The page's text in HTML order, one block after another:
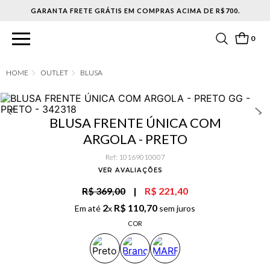
0
OUTLET BLUSA
BLUSA FRENTE ÚNICA COM
ARGOLA - PRETO
Ref: 10169010007
VER AVALIAÇÕES
R$ 369,00 | R$ 221,40
Em até 2x R$ 110,70 sem juros
COR